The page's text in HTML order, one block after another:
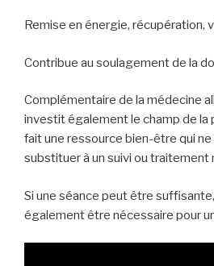
Remise en énergie, récupération,
Contribue au soulagement de la
Complémentaire de la médecine
investit également le champ de la
fait une ressource bien-être qui ne
substituer à un suivi ou traitement
Si une séance peut être
également être nécessaire pour